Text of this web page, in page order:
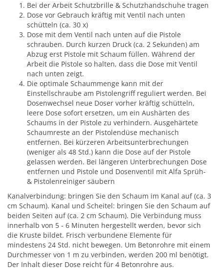
Bei der Arbeit Schutzbrille & Schutzhandschuhe tragen
Dose vor Gebrauch kräftig mit Ventil nach unten
schütteln (ca. 30 x)
Dose mit dem Ventil nach unten auf die Pistole
schrauben. Durch kurzen Druck (ca. 2 Sekunden) am
Abzug erst Pistole mit Schaum füllen. Während der
Arbeit die Pistole so halten, dass die Dose mit Ventil
nach unten zeigt.
Die optimale Schaummenge kann mit der
Einstellschraube am Pistolengriff reguliert werden. Bei
Dosenwechsel neue Doser vorher kräftig schütteln,
leere Dose sofort ersetzen, um ein Aushärten des
Schaums in der Pistole zu verhindern. Ausgehärtete
Schaumreste an der Pistolendüse mechanisch
entfernen. Bei kürzeren Arbeitsunterbrechungen
(weniger als 48 Std.) kann die Dose auf der Pistole
gelassen werden. Bei längeren Unterbrechungen Dose
entfernen und Pistole und Dosenventil mit Alfa Sprüh-
& Pistolenreiniger säubern
Kanalverbindung: bringen Sie den Schaum im Kanal auf (ca. 3
cm Schaum). Kanal und Scheitel: bringen Sie den Schaum auf
beiden Seiten auf (ca. 2 cm Schaum). Die Verbindung muss
innerhalb von 5 - 6 Minuten hergestellt werden, bevor sich
die Kruste bildet. Frisch verbundene Elemente für
mindestens 24 Std. nicht bewegen. Um Betonrohre mit einem
Durchmesser von 1 m zu verbinden, werden 200 ml benötigt.
Der Inhalt dieser Dose reicht für 4 Betonrohre aus.